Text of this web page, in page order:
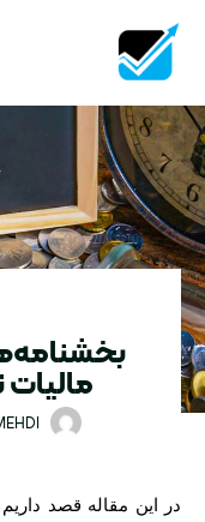
در این مقاله قصد